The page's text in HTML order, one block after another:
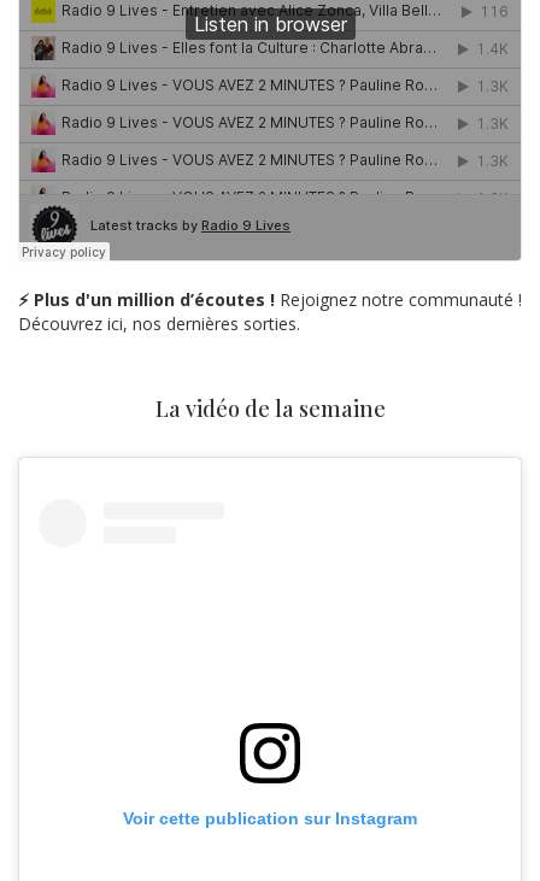
⚡ Plus d'un million d’écoutes ! Rejoignez notre communauté !
Découvrez ici, nos dernières sorties.
La vidéo de la semaine
Voir cette publication sur Instagram